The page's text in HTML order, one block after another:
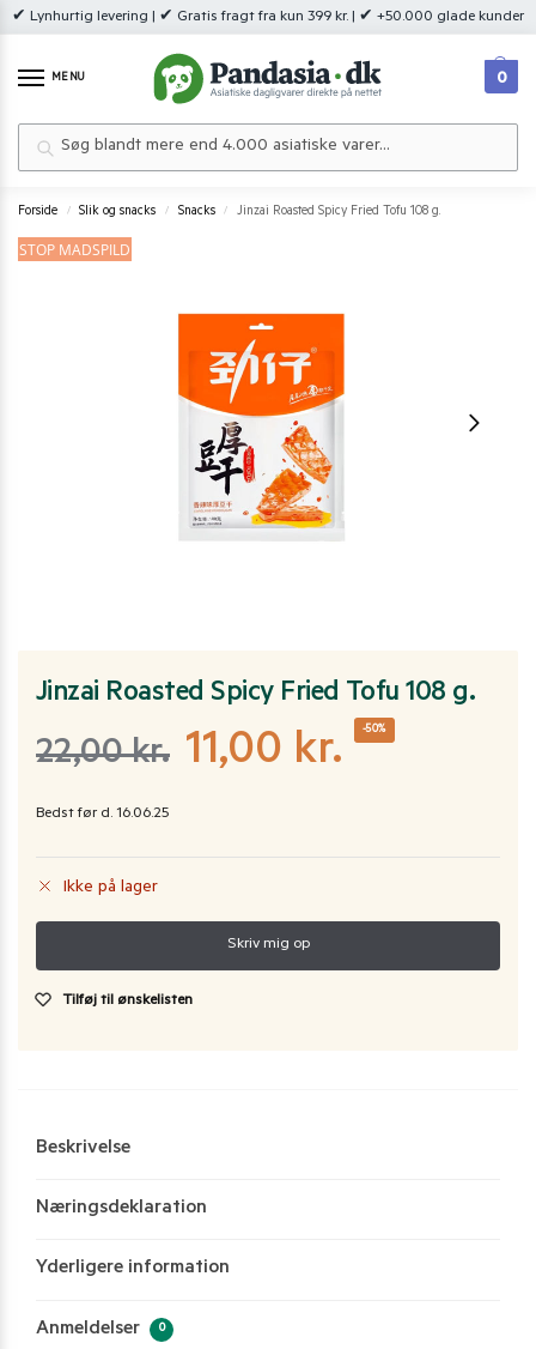
✔ Lynhurtig levering | ✔ Gratis fragt fra kun 399 kr. | ✔ +50.000 glade kunder
MENU 0
Forside / Slik og snacks / Snacks / Jinzai Roasted Spicy Fried Tofu 108 g.
STOP MADSPILD
Jinzai Roasted Spicy Fried Tofu 108 g.
22,00kr. 11,00 kr. -50%
Bedst før d. 16.06.25
Ikke på lager
Tilføj til ønskelisten
Beskrivelse
Næringsdeklaration
Yderligere information
Anmeldelser 0